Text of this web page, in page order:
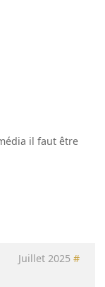
il faut être
Juillet 2025 #